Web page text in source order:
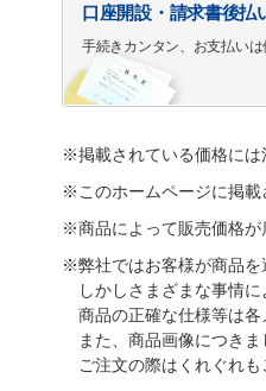
口座開設・請求書後払
手続きカンタン、お支払い
※掲載されている価格には
※このホームページに掲載
※商品によって販売価格が
※弊社ではお客様が商品を
しかしさまざまな事情
商品の正確な仕様等は
また、商品画像につき
ご注文の際はくれぐれ